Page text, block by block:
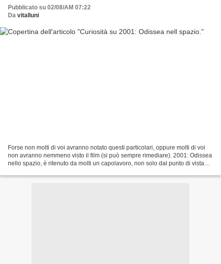
Pubblicato su 02/08/AM 07:22
Da vitalluni
Forse non molti di voi avranno notato questi particolari, oppure molti di voi
non avranno nemmeno visto il film (si può sempre rimediare). 2001: Odissea
nello spazio, è ritenuto da molti un capolavoro, non solo dal punto di vista